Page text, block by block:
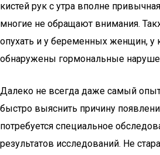
кистей рук с утра вполне
многие не обращают внимания.
опухать и у беременных женщин, у
обнаружены гормональные
Далеко не всегда даже самый
быстро выяснить причину
потребуется специальное
результатов исследований. Не